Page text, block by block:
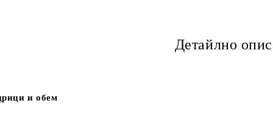
Детайлно
и обем